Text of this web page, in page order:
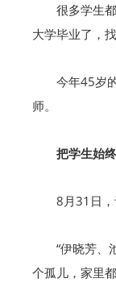
很多学生
大学毕业了，
今年45岁
师。
把学生始
8月31日
“伊晓芳、
个孤儿，家里